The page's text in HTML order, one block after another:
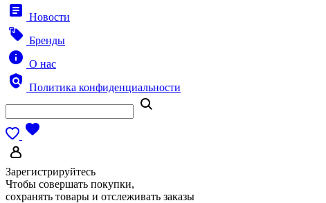
Новости
Бренды
О нас
Политика конфиденциальности
Зарегистрируйтесь
Чтобы совершать покупки,
сохранять товары и отслеживать заказы